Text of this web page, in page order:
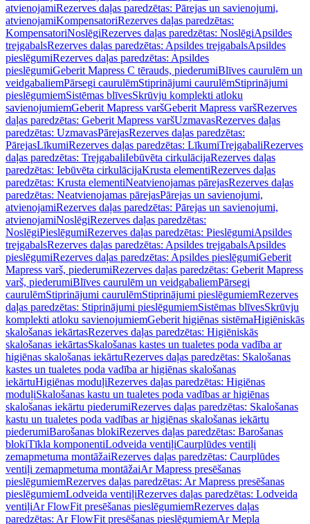
atvienojamiRezerves daļas paredzētas: Pārejas un savienojumi,
atvienojamiKompensatoriRezerves daļas paredzētas:
KompensatoriNoslēgiRezerves daļas paredzētas: NoslēgiApsildes
trejgabalsRezerves daļas paredzētas: Apsildes trejgabalsApsildes
pieslēgumiRezerves daļas paredzētas: Apsildes
pieslēgumiGeberit Mapress C tērauds, piederumiBlīves caurulēm un
veidgabaliemPārsegi caurulēmStiprinājumi caurulēmStiprinājumi
pieslēgumiemSistēmas blīvesSkrūvju komplekti atloku
savienojumiemGeberit Mapress varšGeberit Mapress varšRezerves
daļas paredzētas: Geberit Mapress varšUzmavasRezerves daļas
paredzētas: UzmavasPārejasRezerves daļas paredzētas:
PārejasLīkumiRezerves daļas paredzētas: LīkumiTrejgabaliRezerves
daļas paredzētas: TrejgabaliIebūvēta cirkulācijaRezerves daļas
paredzētas: Iebūvēta cirkulācijaKrusta elementiRezerves daļas
paredzētas: Krusta elementiNeatvienojamas pārejasRezerves daļas
paredzētas: Neatvienojamas pārejasPārejas un savienojumi,
atvienojamiRezerves daļas paredzētas: Pārejas un savienojumi,
atvienojamiNoslēgiRezerves daļas paredzētas:
NoslēgiPieslēgumiRezerves daļas paredzētas: PieslēgumiApsildes
trejgabalsRezerves daļas paredzētas: Apsildes trejgabalsApsildes
pieslēgumiRezerves daļas paredzētas: Apsildes pieslēgumiGeberit
Mapress varš, piederumiRezerves daļas paredzētas: Geberit Mapress
varš, piederumiBlīves caurulēm un veidgabaliemPārsegi
caurulēmStiprinājumi caurulēmStiprinājumi pieslēgumiemRezerves
daļas paredzētas: Stiprinājumi pieslēgumiemSistēmas blīvesSkrūvju
komplekti atloku savienojumiemGeberit higiēnas sistēmaHigiēniskās
skalošanas iekārtasRezerves daļas paredzētas: Higiēniskās
skalošanas iekārtasSkalošanas kastes un tualetes poda vadība ar
higiēnas skalošanas iekārtuRezerves daļas paredzētas: Skalošanas
kastes un tualetes poda vadība ar higiēnas skalošanas
iekārtuHigiēnas moduļiRezerves daļas paredzētas: Higiēnas
moduļiSkalošanas kastu un tualetes poda vadības ar higiēnas
skalošanas iekārtu piederumiRezerves daļas paredzētas: Skalošanas
kastu un tualetes poda vadības ar higiēnas skalošanas iekārtu
piederumiBarošanas blokiRezerves daļas paredzētas: Barošanas
blokiTīkla komponentiLodveida ventiļiCaurplūdes ventiļi
zemapmetuma montāžaiRezerves daļas paredzētas: Caurplūdes
ventiļi zemapmetuma montāžaiAr Mapress presēšanas
pieslēgumiemRezerves daļas paredzētas: Ar Mapress presēšanas
pieslēgumiemLodveida ventiļiRezerves daļas paredzētas: Lodveida
ventiļiAr FlowFit presēšanas pieslēgumiemRezerves daļas
paredzētas: Ar FlowFit presēšanas pieslēgumiemAr Mepla